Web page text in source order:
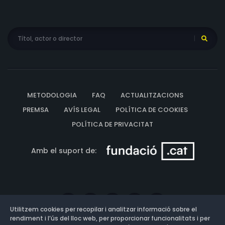
METODOLOGIA FAQ
ACTUALITZACIONS
PREMSA
AVÍS LEGAL
POLÍTICA DE COOKIES
POLÍTICA DE PRIVACITAT
Amb el suport de:
Utilitzem cookies per recopilar i analitzar informació sobre el
rendiment i l’ús del lloc web, per proporcionar funcionalitats i per